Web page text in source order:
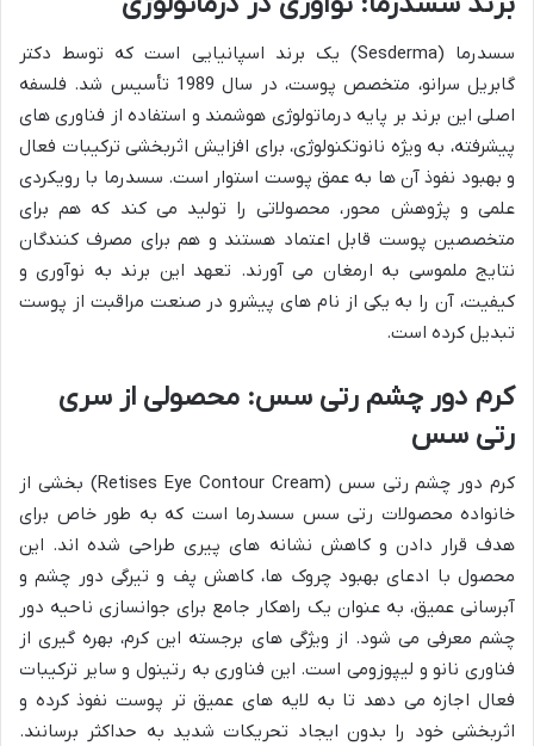
سسدرما (Sesderma) یک برند اسپانیایی است که توسط دکتر
گابریل سرانو، متخصص پوست، در سال 1989 تأسیس شد. فلسفه
اصلی این برند بر پایه درماتولوژی هوشمند و استفاده از فناوری های
پیشرفته، به ویژه نانوتکنولوژی، برای افزایش اثربخشی ترکیبات فعال
و بهبود نفوذ آن ها به عمق پوست استوار است. سسدرما با رویکردی
علمی و پژوهش محور، محصولاتی را تولید می کند که هم برای
متخصصین پوست قابل اعتماد هستند و هم برای مصرف کنندگان
نتایج ملموسی به ارمغان می آورند. تعهد این برند به نوآوری و
کیفیت، آن را به یکی از نام های پیشرو در صنعت مراقبت از پوست
تبدیل کرده است.
کرم دور چشم رتی سس: محصولی از سری
رتی سس
کرم دور چشم رتی سس (Retises Eye Contour Cream) بخشی از
خانواده محصولات رتی سس سسدرما است که به طور خاص برای
هدف قرار دادن و کاهش نشانه های پیری طراحی شده اند. این
محصول با ادعای بهبود چروک ها، کاهش پف و تیرگی دور چشم و
آبرسانی عمیق، به عنوان یک راهکار جامع برای جوانسازی ناحیه دور
چشم معرفی می شود. از ویژگی های برجسته این کرم، بهره گیری از
فناوری نانو و لیپوزومی است. این فناوری به رتینول و سایر ترکیبات
فعال اجازه می دهد تا به لایه های عمیق تر پوست نفوذ کرده و
اثربخشی خود را بدون ایجاد تحریکات شدید به حداکثر برسانند.